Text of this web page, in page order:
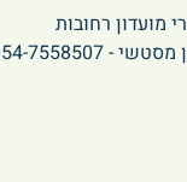
מועדון רחובות
- 054-7558507